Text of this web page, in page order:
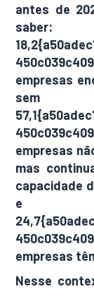
antes de
empresas
sem
empresas
mas
capacidade
e
empresas
Nesse